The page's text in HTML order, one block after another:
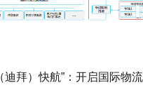
迪拜）快航”：开启国际物